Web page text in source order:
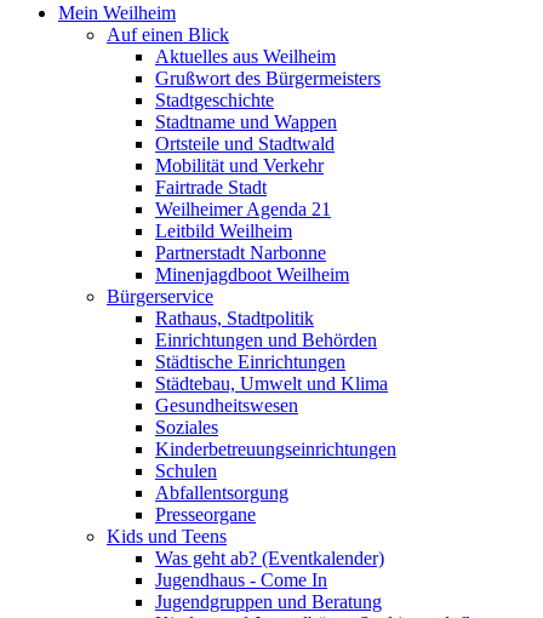
Mein Weilheim
Auf einen Blick
Aktuelles aus Weilheim
Grußwort des Bürgermeisters
Stadtgeschichte
Stadtname und Wappen
Ortsteile und Stadtwald
Mobilität und Verkehr
Fairtrade Stadt
Weilheimer Agenda 21
Leitbild Weilheim
Partnerstadt Narbonne
Minenjagdboot Weilheim
Bürgerservice
Rathaus, Stadtpolitik
Einrichtungen und Behörden
Städtische Einrichtungen
Städtebau, Umwelt und Klima
Gesundheitswesen
Soziales
Kinderbetreuungseinrichtungen
Schulen
Abfallentsorgung
Presseorgane
Kids und Teens
Was geht ab? (Eventkalender)
Jugendhaus - Come In
Jugendgruppen und Beratung